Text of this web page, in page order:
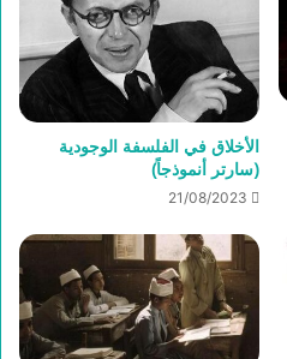
الأخلاق في الفلسفة الوجودية
(سارتر أنموذجاً)
21/08/2023